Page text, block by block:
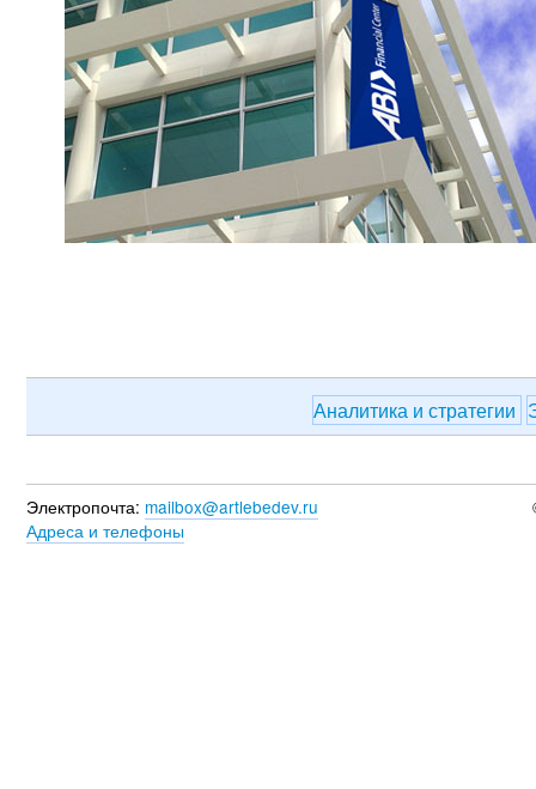
Аналитика и стратегии
Электропочта: mailbox@artlebedev.ru
Адреса и телефоны